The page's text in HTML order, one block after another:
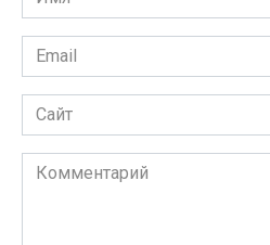
*
Email
*
Сайт
Комментарий